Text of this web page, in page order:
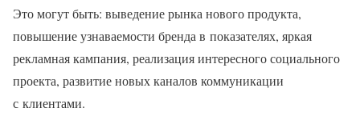
Это могут быть: выведение рынка нового продукта,
повышение узнаваемости бренда в показателях, яркая
рекламная кампания, реализация интересного социального
проекта, развитие новых каналов коммуникации
с клиентами.